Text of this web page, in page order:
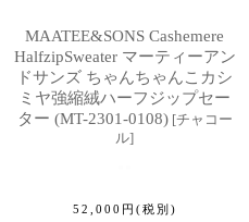
MAATEE&SONS Cashemere
HalfzipSweater マーティーアン
ドサンズ ちゃんちゃんこカシ
ミヤ強縮絨ハーフジップセー
ター (MT-2301-0108) [チャコー
ル]
52,000 円 (税別)